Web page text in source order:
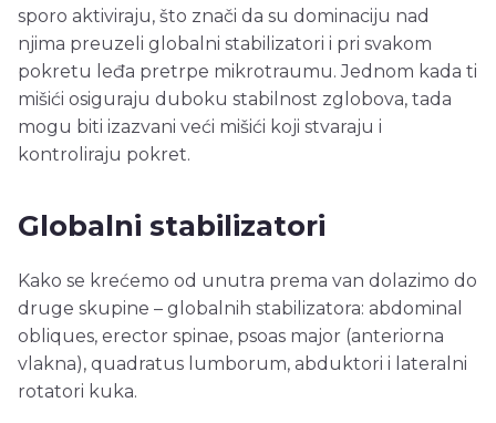
sporo aktiviraju, što znači da su dominaciju nad
njima preuzeli globalni stabilizatori i pri svakom
pokretu leđa pretrpe mikrotraumu. Jednom kada ti
mišići osiguraju duboku stabilnost zglobova, tada
mogu biti izazvani veći mišići koji stvaraju i
kontroliraju pokret.
Globalni stabilizatori
Kako se krećemo od unutra prema van dolazimo do
druge skupine – globalnih stabilizatora: abdominal
obliques, erector spinae, psoas major (anteriorna
vlakna), quadratus lumborum, abduktori i lateralni
rotatori kuka.